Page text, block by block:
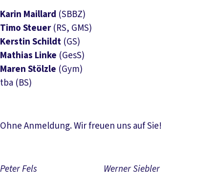
Karin Maillard (SBBZ)
Timo Steuer(RS, GMS)
Kerstin Schildt (GS)
Mathias Linke (GesS)
Maren Stölzle (Gym)
tba (BS)
Ohne Anmeldung. Wir freuen uns auf Sie!
Peter Fels Werner Siebler